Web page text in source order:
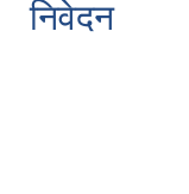
निवेदन